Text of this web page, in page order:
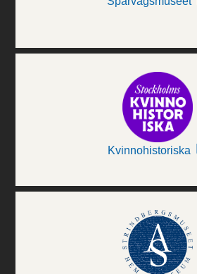
Kvinnohistoriska